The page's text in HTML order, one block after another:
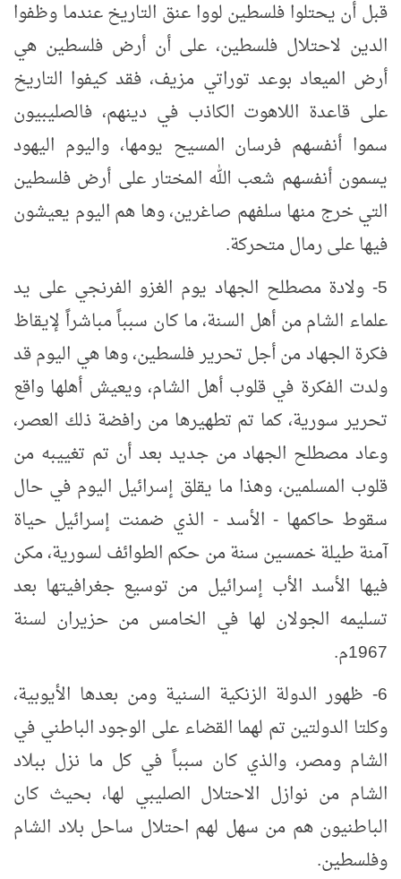
قبل أن يحتلوا فلسطين لووا عنق التاريخ عندما وظفوا
الدين لاحتلال فلسطين، على أن أرض فلسطين هي
أرض الميعاد بوعد توراتي مزيف، فقد كيفوا التاريخ
على قاعدة اللاهوت الكاذب في دينهم، فالصليبيون
سموا أنفسهم فرسان المسيح يومها، واليوم اليهود
يسمون أنفسهم شعب الله المختار على أرض فلسطين
التي خرج منها سلفهم صاغرين، وها هم اليوم يعيشون
فيها على رمال متحركة.
5- ولادة مصطلح الجهاد يوم الغزو الفرنجي على يد
علماء الشام من أهل السنة، ما كان سبباً مباشراً لإيقاظ
فكرة الجهاد من أجل تحرير فلسطين، وها هي اليوم قد
ولدت الفكرة في قلوب أهل الشام، ويعيش أهلها واقع
تحرير سورية، كما تم تطهيرها من رافضة ذلك العصر،
وعاد مصطلح الجهاد من جديد بعد أن تم تغييبه من
قلوب المسلمين، وهذا ما يقلق إسرائيل اليوم في حال
سقوط حاكمها - الأسد - الذي ضمنت إسرائيل حياة
آمنة طيلة خمسين سنة من حكم الطوائف لسورية، مكن
فيها الأسد الأب إسرائيل من توسيع جغرافيتها بعد
تسليمه الجولان لها في الخامس من حزيران لسنة
1967م.
6- ظهور الدولة الزنكية السنية ومن بعدها الأيوبية،
وكلتا الدولتين تم لهما القضاء على الوجود الباطني في
الشام ومصر، والذي كان سبباً في كل ما نزل ببلاد
الشام من نوازل الاحتلال الصليبي لها، بحيث كان
الباطنيون هم من سهل لهم احتلال ساحل بلاد الشام
وفلسطين.